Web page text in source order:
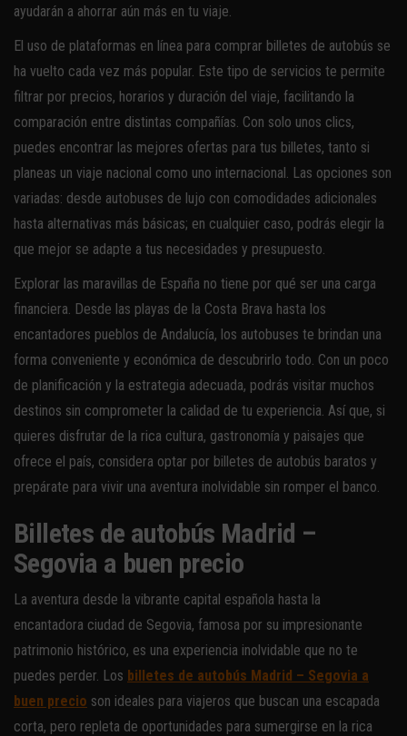
ayudarán a ahorrar aún más en tu viaje.
El uso de plataformas en línea para comprar billetes de autobús se
ha vuelto cada vez más popular. Este tipo de servicios te permite
filtrar por precios, horarios y duración del viaje, facilitando la
comparación entre distintas compañías. Con solo unos clics,
puedes encontrar las mejores ofertas para tus billetes, tanto si
planeas un viaje nacional como uno internacional. Las opciones son
variadas: desde autobuses de lujo con comodidades adicionales
hasta alternativas más básicas; en cualquier caso, podrás elegir la
que mejor se adapte a tus necesidades y presupuesto.
Explorar las maravillas de España no tiene por qué ser una carga
financiera. Desde las playas de la Costa Brava hasta los
encantadores pueblos de Andalucía, los autobuses te brindan una
forma conveniente y económica de descubrirlo todo. Con un poco
de planificación y la estrategia adecuada, podrás visitar muchos
destinos sin comprometer la calidad de tu experiencia. Así que, si
quieres disfrutar de la rica cultura, gastronomía y paisajes que
ofrece el país, considera optar por billetes de autobús baratos y
prepárate para vivir una aventura inolvidable sin romper el banco.
Billetes de autobús Madrid –
Segovia a buen precio
La aventura desde la vibrante capital española hasta la
encantadora ciudad de Segovia, famosa por su impresionante
patrimonio histórico, es una experiencia inolvidable que no te
puedes perder. Los billetes de autobús Madrid – Segovia a
buen precio son ideales para viajeros que buscan una escapada
corta, pero repleta de oportunidades para sumergirse en la rica